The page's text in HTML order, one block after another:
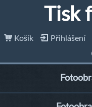
Košík Přihlášení